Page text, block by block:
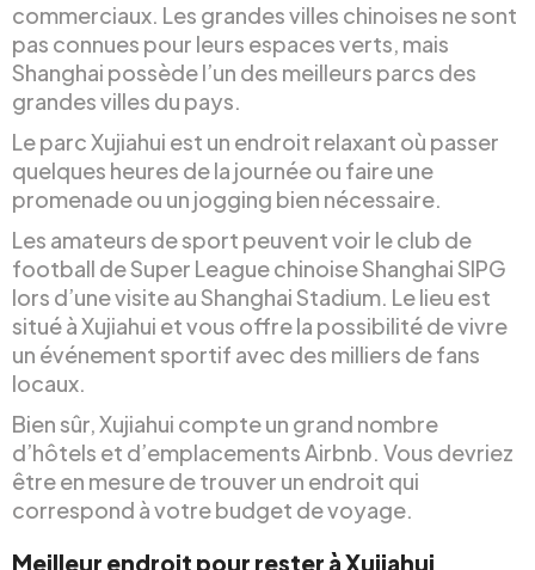
commerciaux. Les grandes villes chinoises ne sont
pas connues pour leurs espaces verts, mais
Shanghai possède l’un des meilleurs parcs des
grandes villes du pays.
Le parc Xujiahui est un endroit relaxant où passer
quelques heures de la journée ou faire une
promenade ou un jogging bien nécessaire.
Les amateurs de sport peuvent voir le club de
football de Super League chinoise Shanghai SIPG
lors d’une visite au Shanghai Stadium. Le lieu est
situé à Xujiahui et vous offre la possibilité de vivre
un événement sportif avec des milliers de fans
locaux.
Bien sûr, Xujiahui compte un grand nombre
d’hôtels et d’emplacements Airbnb. Vous devriez
être en mesure de trouver un endroit qui
correspond à votre budget de voyage.
Meilleur endroit pour rester à Xujiahui